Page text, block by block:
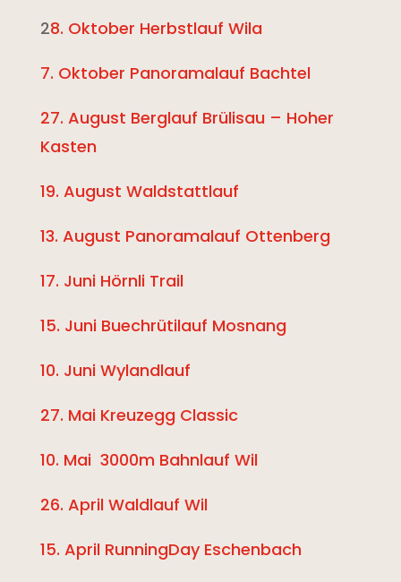
28. Oktober Herbstlauf Wila
7. Oktober Panoramalauf Bachtel
27. August Berglauf Brülisau – Hoher
Kasten
19. August Waldstattlauf
13. August Panoramalauf Ottenberg
17. Juni Hörnli Trail
15. Juni Buechrütilauf Mosnang
10. Juni Wylandlauf
27. Mai Kreuzegg Classic
10. Mai 3000m Bahnlauf Wil
26. April Waldlauf Wil
15. April RunningDay Eschenbach